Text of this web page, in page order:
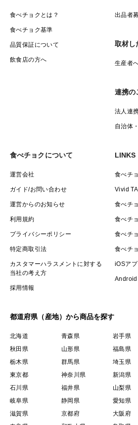
食べチョクとは？
食べチョク基準
品質保証について
飲食店の方へ
出品者
取材し
生産者
連携の
法人連
自治体
食べチョクについて
運営会社
ガイド/お問い合わせ
運営からのお知らせ
利用規約
プライバシーポリシー
特定商取引法
カスタマーハラスメントに対する
当社の考え方
採用情報
LINKS
食べチ
Vivid
食べチ
食べチ
食べチ
食べチ
iOSアプ
Android
都道府県（産地）から商品を探す
北海道 青森県 岩手県
秋田県
山形県 福島県
栃木県
群馬県 埼玉県
東京都
神奈川県 新潟県
石川県
福井県 山梨県
岐阜県
静岡県 愛知県
滋賀県
京都府 大阪府